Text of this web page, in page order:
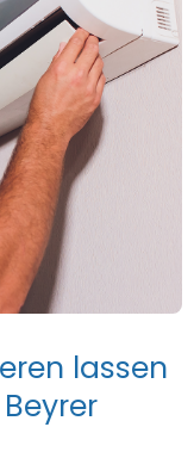
eren lassen
Beyrer